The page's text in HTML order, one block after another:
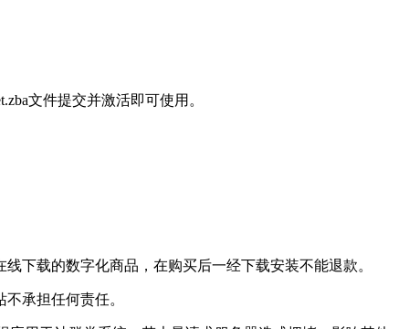
文件提交并激活即可使用。
下载的数字化商品，在购买后一经下载安装不能退款。
承担任何责任。